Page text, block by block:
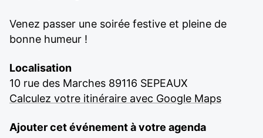
Venez passer une soirée festive et pleine de
bonne humeur !
Localisation
10 rue des Marches 89116 SEPEAUX
Calculez votre itinéraire avec Google Maps
Ajouter cet événement à votre agenda